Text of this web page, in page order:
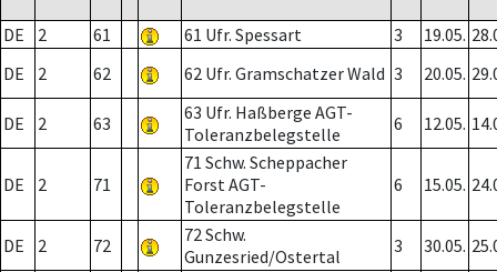
DE 2 61 61 Ufr. Spessart 3 19.05.
DE
2 62 62 Ufr. Gramschatzer Wald 3 20.05.
DE 2 63
63 Ufr. Haßberge AGT-
Toleranzbelegstelle
6 12.05.
DE 2 71
71 Schw. Scheppacher
Forst AGT-
Toleranzbelegstelle
6 15.05.
DE 2 72
72 Schw.
Gunzesried/Ostertal
3 30.05.